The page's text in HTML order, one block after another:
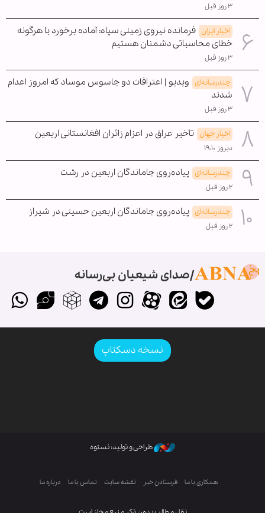
۳ روز قبل
اخبار ایران فرمانده نیروی زمینی سپاه: آماده برخورد با هرگونه
خطای محاسباتی دشمنان هستیم
۳ روز قبل
چندرسانه‌ای ویدیو | اعترافات دو جاسوس موساد که امروز اعدام
شدند
۳ روز قبل
اخبار جهان تأخیر عراق در اعزام زائران افغانستانی اربعین
دیروز ۱۹:۱۰
چندرسانه‌ای پیاده‌روی جاماندگان اربعین در رشت
۲ روز قبل
چندرسانه‌ای پیاده‌روی جاماندگان اربعین حسینی در شیراز
۲ روز قبل
صدای شیعیان بی‌رسانه
نسخه دسکتاپ
طراحی و تولید: نستوه
همکاری با ما فرستادن خبر نقشه سایت تماس با ما درباره ما